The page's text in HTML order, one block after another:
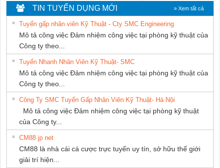
DỊCH VỤ KỸ
THUẬT ĐIỆN CƠ
GIA HƯNG PHÁT
KTECH VIỆT
NAM
DỊCH VỤ XNK
PHƯƠNG NAM
TIN TUYỂN DỤNG MỚI » Xem tất cả
Tuyển gấp nhân viên Kỹ Thuật - Cty SMC Engineering
Mô tả công việc Đảm nhiệm công việc tại phòng kỹ thuật của
Công ty theo...
Tuyển Nhanh Nhân Viên Kỹ Thuật- SMC
Mô tả công việc Đảm nhiệm công việc tại phòng kỹ thuật của
Công ty theo...
Công Ty SMC Tuyển Gấp Nhân Viên Kỹ Thuật- Hà Nội
Mô tả công việc Đảm nhiệm công việc tại phòng kỹ thuật
của Công ty...
CM88 jp net
CM88 là nhà cái cá cược trực tuyến uy tín, sở hữu thế giới
giải trí hiện...